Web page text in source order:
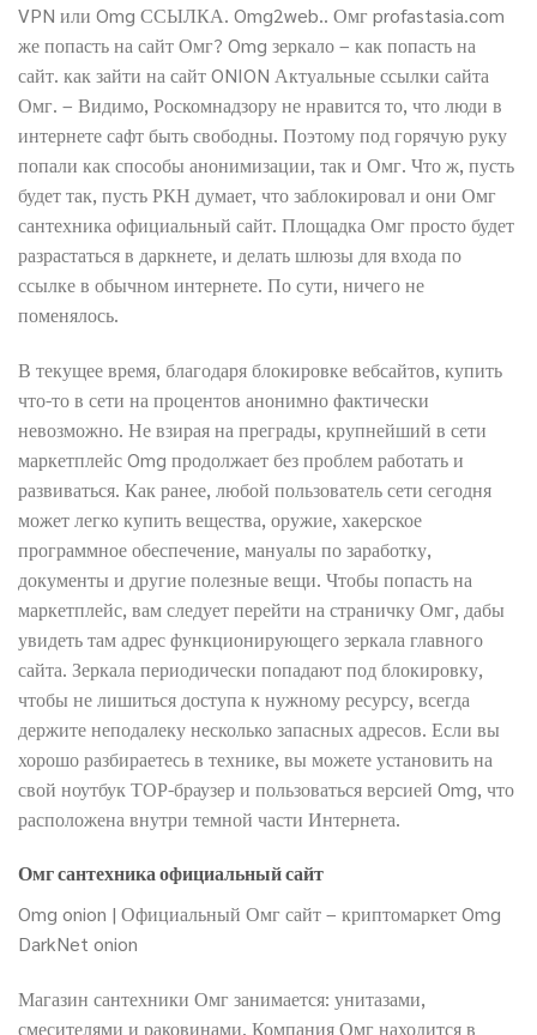
VPN или Omg ССЫЛКА. Omg2web.. Омг profastasia.com
же попасть на сайт Омг? Omg зеркало – как попасть на
сайт. как зайти на сайт ONION Актуальные ссылки сайта
Омг. – Видимо, Роскомнадзору не нравится то, что люди в
интернете сафт быть свободны. Поэтому под горячую руку
попали как способы анонимизации, так и Омг. Что ж, пусть
будет так, пусть РКН думает, что заблокировал и они Омг
сантехника официальный сайт. Площадка Омг просто будет
разрастаться в даркнете, и делать шлюзы для входа по
ссылке в обычном интернете. По сути, ничего не
поменялось.
В текущее время, благодаря блокировке вебсайтов, купить
что-то в сети на процентов анонимно фактически
невозможно. Не взирая на преграды, крупнейший в сети
маркетплейс Omg продолжает без проблем работать и
развиваться. Как ранее, любой пользователь сети сегодня
может легко купить вещества, оружие, хакерское
программное обеспечение, мануалы по заработку,
документы и другие полезные вещи. Чтобы попасть на
маркетплейс, вам следует перейти на страничку Омг, дабы
увидеть там адрес функционирующего зеркала главного
сайта. Зеркала периодически попадают под блокировку,
чтобы не лишиться доступа к нужному ресурсу, всегда
держите неподалеку несколько запасных адресов. Если вы
хорошо разбираетесь в технике, вы можете установить на
свой ноутбук ТОР-браузер и пользоваться версией Omg, что
расположена внутри темной части Интернета.
Омг сантехника официальный сайт
Omg onion | Официальный Омг сайт – криптомаркет Omg
DarkNet onion
Магазин сантехники Омг занимается: унитазами,
смесителями и раковинами. Компания Омг находится в